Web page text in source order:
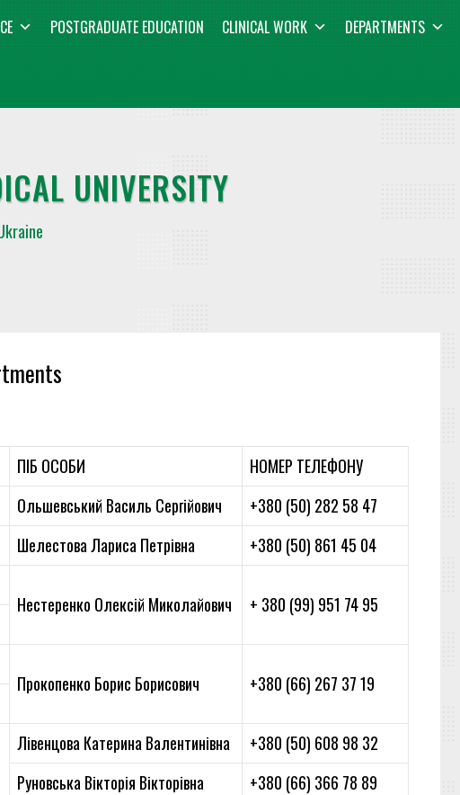
POSTGRADUATE EDUCATION CLINICAL WORK DEPARTMENTS
UNIVERSITY
ПІБ ОСОБИ НОМЕР ТЕЛЕФОНУ
Ольшевський Василь Сергійович
+380 (50) 282 58 47
Шелестова Лариса Петрівна
+380 (50) 861 45 04
Нестеренко Олексій Миколайович
+ 380 (99) 951 74 95
Прокопенко Борис Борисович
+380 (66) 267 37 19
Лівенцова Катерина Валентинівна
+380 (50) 608 98 32
Руновська Вікторія Вікторівна
+380 (66) 366 78 89